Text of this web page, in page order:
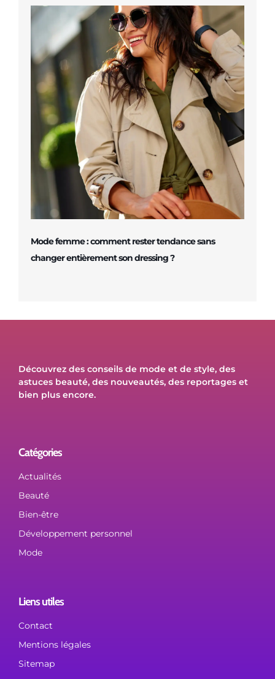
Mode femme : comment rester tendance sans
changer entièrement son dressing ?
Découvrez des conseils de mode et de style, des
astuces beauté, des nouveautés, des reportages et
bien plus encore.
Catégories
Actualités
Beauté
Bien-être
Développement personnel
Mode
Liens utiles
Contact
Mentions légales
Sitemap